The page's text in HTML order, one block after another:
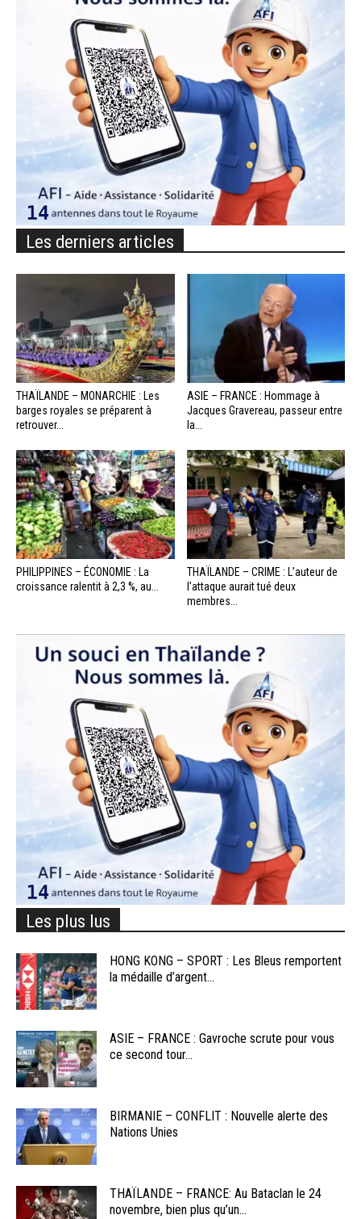
Les derniers articles
THAÏLANDE – MONARCHIE : Les
barges royales se préparent à
retrouver...
ASIE – FRANCE : Hommage à
Jacques Gravereau, passeur entre
la...
PHILIPPINES – ÉCONOMIE : La
croissance ralentit à 2,3 %, au...
THAÏLANDE – CRIME : L’auteur de
l’attaque aurait tué deux
membres...
Les plus lus
HONG KONG – SPORT : Les Bleus remportent
la médaille d’argent...
ASIE – FRANCE : Gavroche scrute pour vous
ce second tour...
BIRMANIE – CONFLIT : Nouvelle alerte des
Nations Unies
THAÏLANDE – FRANCE: Au Bataclan le 24
novembre, bien plus qu’un...